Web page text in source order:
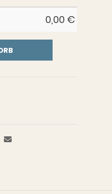
0,00 €